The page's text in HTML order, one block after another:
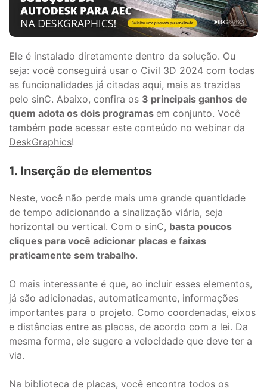
Ele é instalado diretamente dentro da solução. Ou
seja: você conseguirá usar o Civil 3D 2024 com todas
as funcionalidades já citadas aqui, mais as trazidas
pelo sinC. Abaixo, confira os 3 principais ganhos de
quem adota os dois programas em conjunto. Você
também pode acessar este conteúdo no webinar da
DeskGraphics!
1. Inserção de elementos
Neste, você não perde mais uma grande quantidade
de tempo adicionando a sinalização viária, seja
horizontal ou vertical. Com o sinC, basta poucos
cliques para você adicionar placas e faixas
praticamente sem trabalho.
O mais interessante é que, ao incluir esses elementos,
já são adicionadas, automaticamente, informações
importantes para o projeto. Como coordenadas, eixos
e distâncias entre as placas, de acordo com a lei. Da
mesma forma, ele sugere a velocidade que deve ter a
via.
Na biblioteca de placas, você encontra todos os